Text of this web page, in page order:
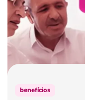
últimas notícias
ferramentas
benefícios